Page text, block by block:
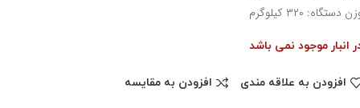
دستگاه: ۳۲۰ کیلوگرم
انبار موجود نمی باشد
افزودن به علاقه مندی افزودن به مقایسه